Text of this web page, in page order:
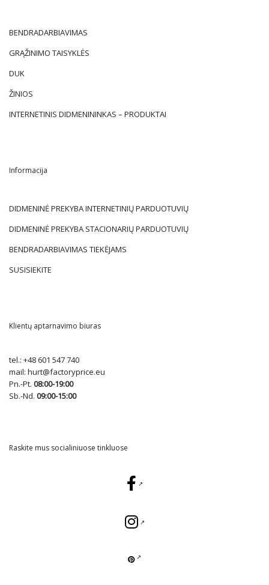
BENDRADARBIAVIMAS
GRĄŽINIMO TAISYKLĖS
DUK
ŽINIOS
INTERNETINIS DIDMENININKAS – PRODUKTAI
Informacija
DIDMENINĖ PREKYBA INTERNETINIŲ PARDUOTUVIŲ
DIDMENINĖ PREKYBA STACIONARIŲ PARDUOTUVIŲ
BENDRADARBIAVIMAS TIEKĖJAMS
SUSISIEKITE
Klientų aptarnavimo biuras
tel.: +48 601 547 740
mail: hurt@factoryprice.eu
Pn.-Pt. 08:00-19:00
Sb.-Nd. 09:00-15:00
Raskite mus socialiniuose tinkluose